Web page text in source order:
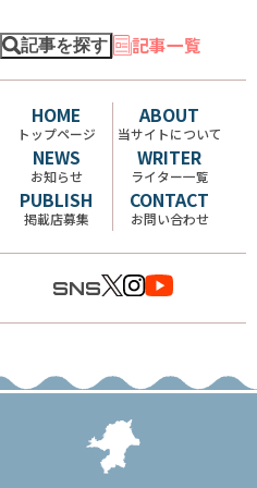
# ショップ #
記事を探す 記事一覧
HOME
トップページ
ABOUT
当サイトについて
NEWS
お知らせ
WRITER
ライター一覧
PUBLISH
掲載店募集
CONTACT
お問い合わせ
SNS